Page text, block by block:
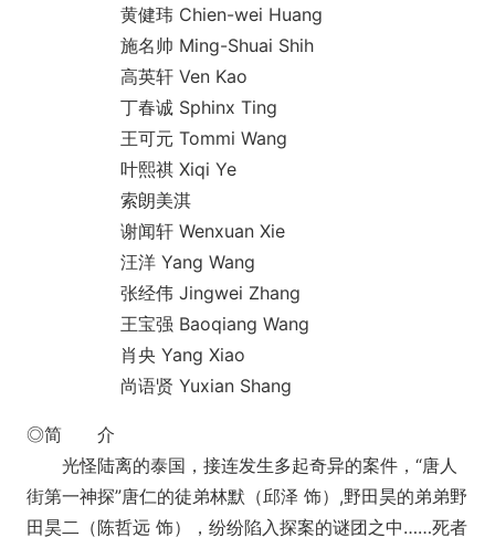
黄健玮 Chien-wei Huang
施名帅 Ming-Shuai Shih
高英轩 Ven Kao
丁春诚 Sphinx Ting
王可元 Tommi Wang
叶熙祺 Xiqi Ye
索朗美淇
谢闻轩 Wenxuan Xie
汪洋 Yang Wang
张经伟 Jingwei Zhang
王宝强 Baoqiang Wang
肖央 Yang Xiao
尚语贤 Yuxian Shang
◎简 介
光怪陆离的泰国，接连发生多起奇异的案件，“唐人
街第一神探”唐仁的徒弟林默（邱泽 饰）,野田昊的弟弟野
田昊二（陈哲远 饰），纷纷陷入探案的谜团之中……死者